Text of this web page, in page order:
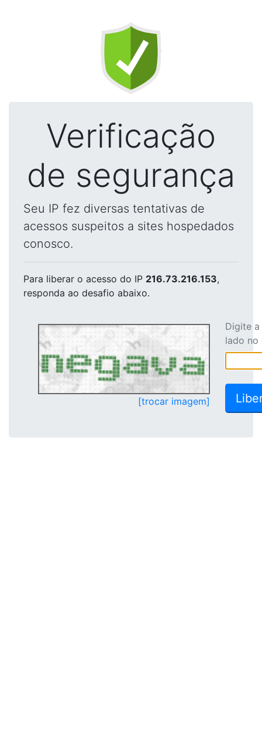
Verificação
de segurança
Seu IP fez diversas tentativas de
acessos suspeitos a sites hospedados
conosco.
Para liberar o acesso do IP 216.73.216.153,
responda ao desafio abaixo.
[trocar imagem]
Digite
lado no